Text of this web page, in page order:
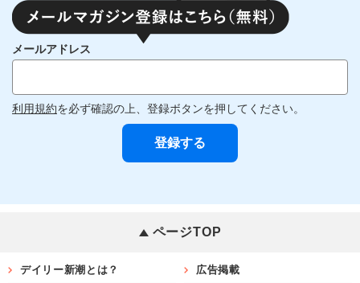
メールアドレス
利用規約を必ず確認の上、登録ボタンを押してください。
ページTOP
デイリー新潮とは？ 広告掲載